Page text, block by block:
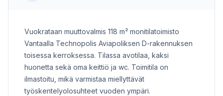
Vuokrataan muuttovalmis 118 m² monitilatoimisto
Vantaalla Technopolis Aviapoliksen D-rakennuksen
toisessa kerroksessa. Tilassa avotilaa, kaksi
huonetta sekä oma keittiö ja wc. Toimitila on
ilmastoitu, mikä varmistaa miellyttävät
työskentelyolosuhteet vuoden ympäri.